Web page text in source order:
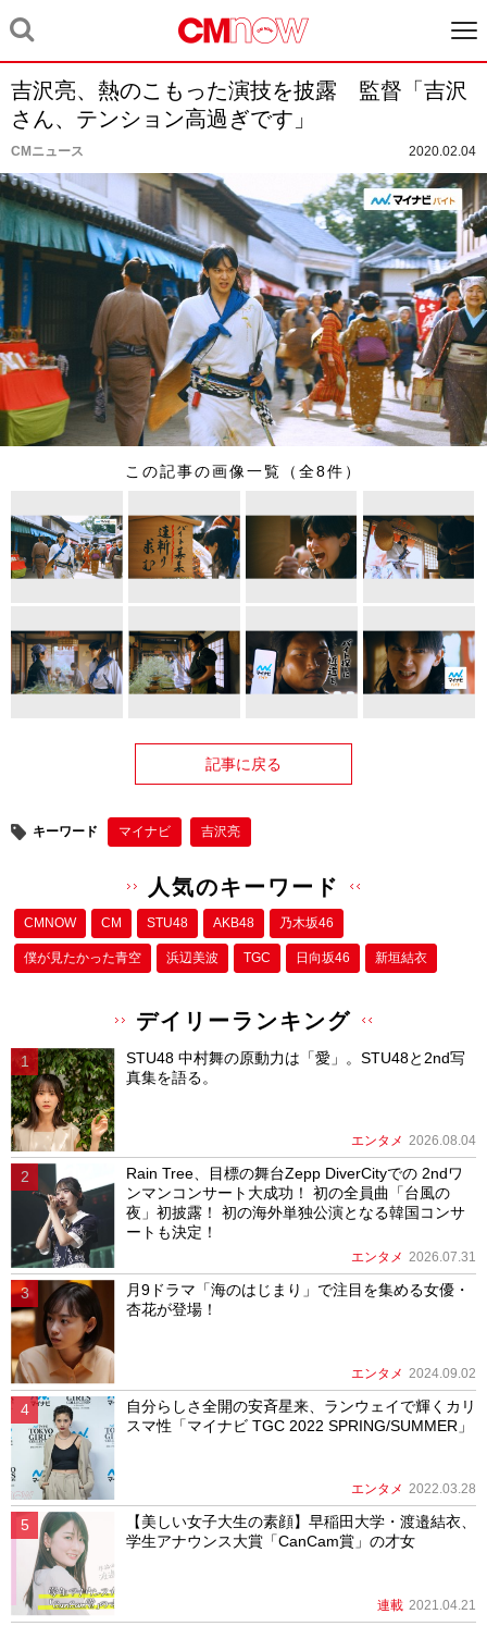
吉沢亮、熱のこもった演技を披露 監督「吉沢
さん、テンション高過ぎです」
CMニュース 2020.02.04
この記事の画像一覧（全8件）
記事に戻る
キーワード マイナビ 吉沢亮
人気のキーワード
CMNOW CM STU48 AKB48 乃木坂46
僕が⾒たかった⻘空 浜辺美波 TGC 日向坂46 新垣結衣
デイリーランキング
STU48 中村舞の原動力は「愛」。STU48と2nd写
真集を語る。
エンタメ 2026.08.04
Rain Tree、目標の舞台Zepp DiverCityでの 2ndワ
ンマンコンサート大成功！ 初の全員曲「台風の
夜」初披露！ 初の海外単独公演となる韓国コンサ
ートも決定！
エンタメ 2026.07.31
月9ドラマ「海のはじまり」で注目を集める女優・
杏花が登場！
エンタメ 2024.09.02
自分らしさ全開の安斉星来、ランウェイで輝くカリ
スマ性「マイナビ TGC 2022 SPRING/SUMMER」
エンタメ 2022.03.28
【美しい女子大生の素顔】早稲田大学・渡邉結衣、
学生アナウンス大賞「CanCam賞」の才女
連載 2021.04.21